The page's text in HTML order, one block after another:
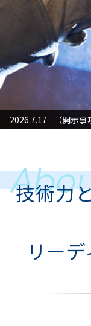
対応」に関するお知
2026.7.17 （開示
技術力
リー